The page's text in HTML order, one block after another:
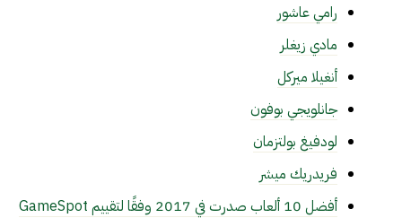
رامي عاشور
مادي زيغلر
أنغيلا ميركل
جانلويجي بوفون
لودفيغ بولتزمان
فريدريك ميشر
أفضل 10 ألعاب صدرت في 2017 وفقًا لتقييم GameSpot